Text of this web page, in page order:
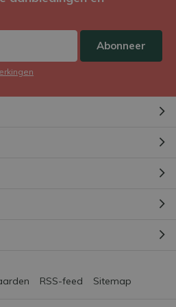
2024 20:53
boeket me de geur van
verpakt zodat er geen 1
Kleuren zien er mooi uit en
Abonneer
RSS-feed Sitemap